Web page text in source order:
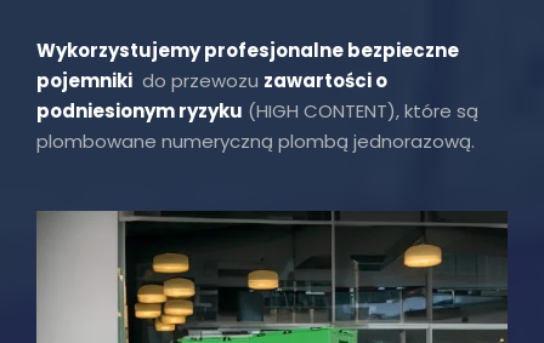
Wykorzystujemy profesjonalne bezpieczne
pojemniki do przewozu zawartości o
podniesionym ryzyku (HIGH CONTENT), które są
plombowane numeryczną plombą jednorazową.